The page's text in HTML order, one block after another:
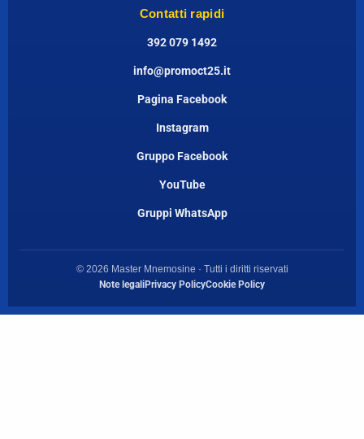
Contatti rapidi
392 079 1492
info@promoct25.it
Pagina Facebook
Instagram
Gruppo Facebook
YouTube
Gruppi WhatsApp
© 2026 Master Mnemosine · Tutti i diritti riservati
Note legaliPrivacy PolicyCookie Policy